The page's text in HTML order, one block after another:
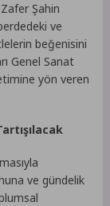
Şahin
ve
beğenisini
Genel Sanat
yön veren
ve gündelik